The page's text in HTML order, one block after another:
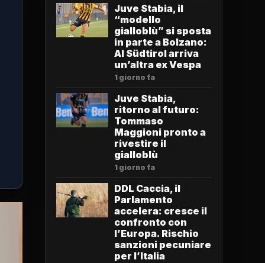
Juve Stabia, il
“modello
gialloblù” si sposta
in parte a Bolzano:
Al Südtirol arriva
un’altra ex Vespa
1 giorno fa
Juve Stabia,
ritorno al futuro:
Tommaso
Maggioni pronto a
rivestire il
gialloblù
1 giorno fa
DDL Caccia, il
Parlamento
accelera: cresce il
confronto con
l’Europa. Rischio
sanzioni pecuniare
per l’Italia